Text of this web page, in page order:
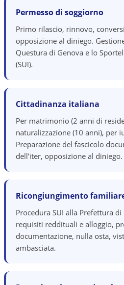
Permesso di soggiorno
Primo rilascio, rinnovo,
opposizione al diniego.
Questura di Genova e lo
(SUI).
Cittadinanza italiana
Per matrimonio (2 anni di
naturalizzazione (10 anni), per
Preparazione del fascicolo
dell'iter, opposizione al diniego.
Ricongiungimento
Procedura SUI alla Prefettura
requisiti reddituali e alloggio,
documentazione, nulla osta,
ambasciata.